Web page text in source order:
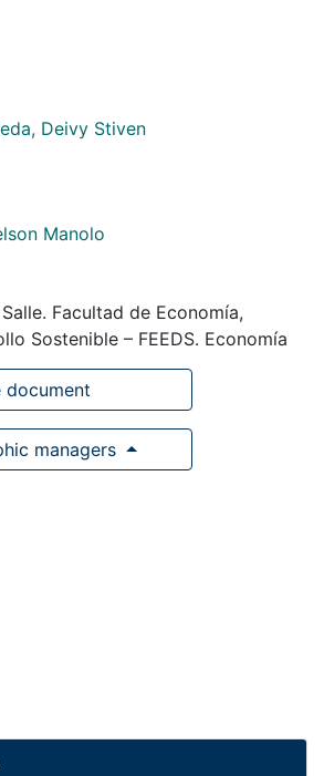
Deivy Stiven
Manolo
Facultad de Economía,
Sostenible – FEEDS. Economía
document
managers